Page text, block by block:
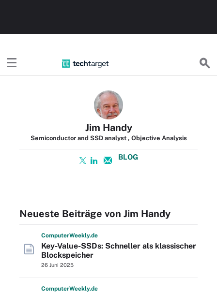
Jim Handy
Semiconductor and SSD analyst , Objective Analysis
BLOG
Neueste Beiträge von Jim Handy
ComputerWeekly.de
Key-Value-SSDs: Schneller als klassischer
Blockspeicher
26 Juni 2025
ComputerWeekly.de